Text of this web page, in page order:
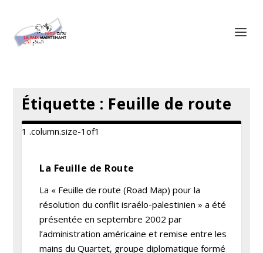
Étiquette : Feuille de route
La Feuille de Route
La « Feuille de route (Road Map) pour la
résolution du conflit israélo-palestinien » a été
présentée en septembre 2002 par
l’administration américaine et remise entre les
mains du Quartet, groupe diplomatique formé